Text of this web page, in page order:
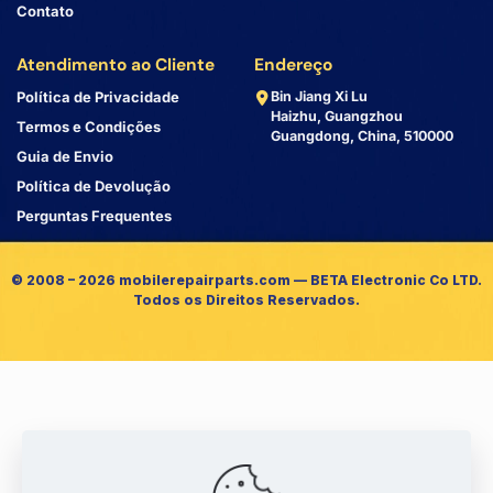
Contato
Atendimento ao Cliente
Política de Privacidade
Termos e Condições
Guia de Envio
Política de Devolução
Perguntas Frequentes
Endereço
Bin Jiang Xi Lu
Haizhu, Guangzhou
Guangdong, China, 510000
© 2008 – 2026 mobilerepairparts.com — BETA Electronic Co LTD.
Todos os Direitos Reservados.